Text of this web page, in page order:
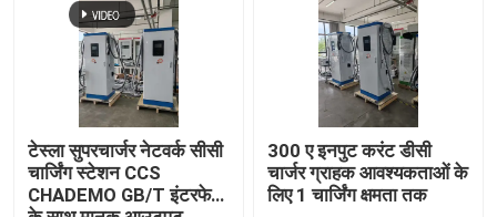
टेस्ला सुपरचार्जर नेटवर्क सीसी
चार्जिंग स्टेशन CCS
CHADEMO GB/T इंटरफेस
300 ए इनपुट करंट डीसी
चार्जर ग्राहक आवश्यकताओं के
लिए 1 चार्जिंग क्षमता तक